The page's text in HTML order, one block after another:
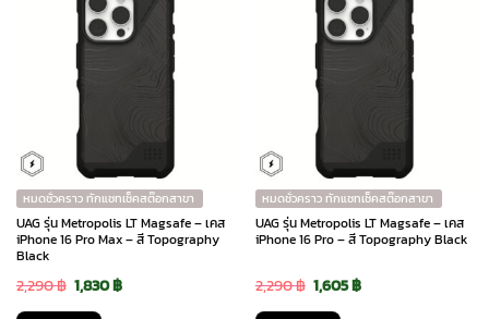
หมดชั่วคราว ทักแชทเช็คสต๊อกสาขา
UAG รุ่น Metropolis LT Magsafe – เคส
iPhone 16 Pro Max – สี Topography
Black
2,290฿ Original
1,830฿Current
หมดชั่วคราว ทักแชทเช็คสต๊อกสาขา
UAG รุ่น Metropolis LT Magsafe – เคส
iPhone 16 Pro – สี Topography Black
2,290฿ Original
1,605฿Current